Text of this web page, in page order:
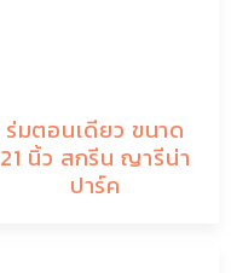
ร่มตอนเดียว ขนาด
21 นิ้ว สกรีน ญารีน่า
ปาร์ค